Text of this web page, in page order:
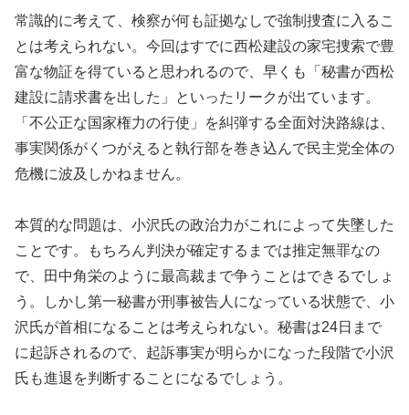
常識的に考えて、検察が何も証拠なしで強制捜査に入るこ
とは考えられない。今回はすでに西松建設の家宅捜索で豊
富な物証を得ていると思われるので、早くも「秘書が西松
建設に請求書を出した」といったリークが出ています。
「不公正な国家権力の行使」を糾弾する全面対決路線は、
事実関係がくつがえると執行部を巻き込んで民主党全体の
危機に波及しかねません。
本質的な問題は、小沢氏の政治力がこれによって失墜した
ことです。もちろん判決が確定するまでは推定無罪なの
で、田中角栄のように最高裁まで争うことはできるでしょ
う。しかし第一秘書が刑事被告人になっている状態で、小
沢氏が首相になることは考えられない。秘書は24日まで
に起訴されるので、起訴事実が明らかになった段階で小沢
氏も進退を判断することになるでしょう。